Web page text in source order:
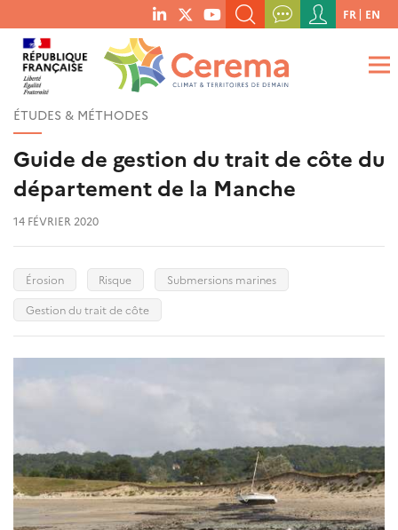
menu
social
links
RECHERCHER UN MOT-CLÉ, UNE PUBLICATION, ETC.
QUE RECHERCHEZ-VOUS ?
Menu
du
compte
de
FR EN
ÉTUDES & MÉTHODES
Guide de gestion du trait de côte du
département de la Manche
14 FÉVRIER 2020
Érosion Risque
Submersions marines
Gestion du trait de côte